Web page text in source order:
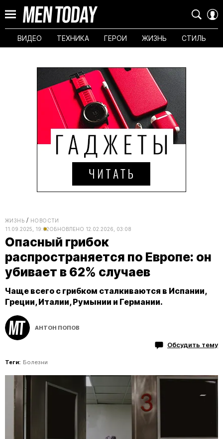
ВИДЕО ТЕХНИКА ГЕРОИ ЖИЗНЬ СТИЛЬ
ЖИЗНЬ
НОВОСТИ
11.09.2025, 19:02ОБНОВЛЕНО 12.02.2026, 03:08
Опасный грибок
распространяется по Европе: он
убивает в 62% случаев
Чаще всего с грибком сталкиваются в Испании,
Греции, Италии, Румынии и Германии.
АНТОН ПОПОВ
Обсудить тему
Теги: Болезни